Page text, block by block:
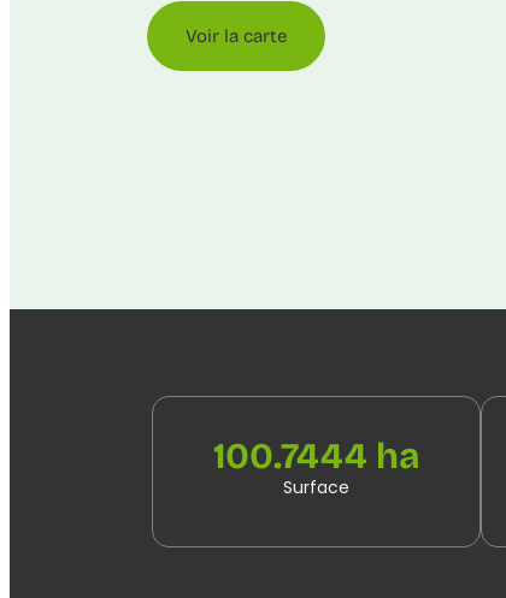
Voir la carte
100.7444 ha
Surface